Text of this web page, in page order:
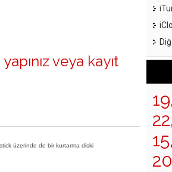
veya kayıt
üzerinde de bir kurtarma diski